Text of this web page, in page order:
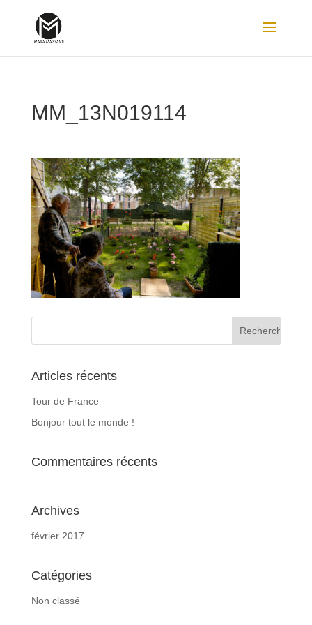
MM_13N019114
Articles récents
Tour de France
Bonjour tout le monde !
Commentaires récents
Archives
février 2017
Catégories
Non classé